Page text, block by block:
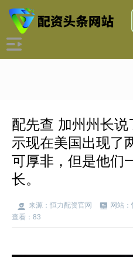
配先查 加州州长
示现在美国出现了
可厚非，但是他们
长。
来源：恒力配资官网 网站
查看：83